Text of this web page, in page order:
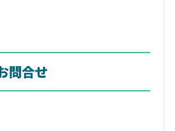
問合せ